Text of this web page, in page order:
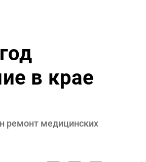
в крае
ремонт медицинских